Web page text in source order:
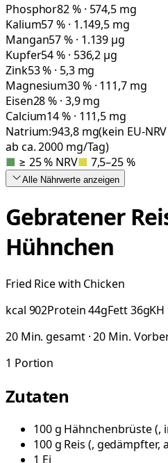
Phosphor82 % · 574,5 mg
Kalium57 % · 1.149,5 mg
Mangan57 % · 1.139 µg
Kupfer54 % · 536,2 µg
Zink53 % · 5,3 mg
Magnesium30 % · 111,7 mg
Eisen28 % · 3,9 mg
Calcium14 % · 111,5 mg
Natrium:943,8mg(kein EU-
ab ca. 2000 mg/Tag)
■ ≥ 25 % NRV■ 7,5–25 %
Alle Nährwerte anzeigen
Gebratener
Hühnchen
Fried Rice with Chicken
kcal 902Protein 44gFett36gKH
20 Min. gesamt · 20 Min.
1 Portion
Zutaten
100g Hähnchenbrüste(,
100g Reis (, gedämpfter,
1 Ei